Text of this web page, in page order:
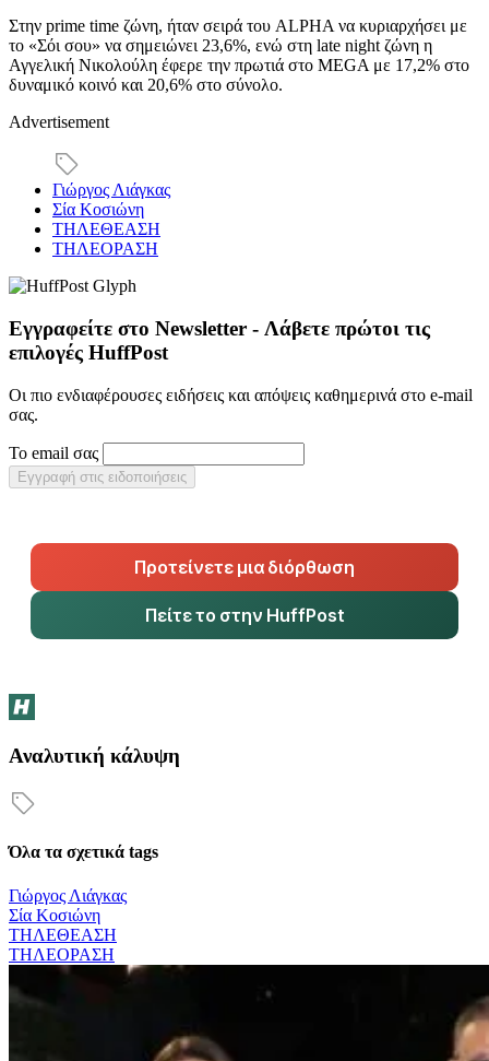
Στην prime time ζώνη, ήταν σειρά του ALPHA να κυριαρχήσει με
το «Σόι σου» να σημειώνει 23,6%, ενώ στη late night ζώνη η
Αγγελική Νικολούλη έφερε την πρωτιά στο MEGA με 17,2% στο
δυναμικό κοινό και 20,6% στο σύνολο.
Advertisement
Γιώργος Λιάγκας
Σία Κοσιώνη
ΤΗΛΕΘΕΑΣΗ
ΤΗΛΕΟΡΑΣΗ
Εγγραφείτε στο Newsletter - Λάβετε πρώτοι τις
επιλογές HuffPost
Οι πιο ενδιαφέρουσες ειδήσεις και απόψεις καθημερινά στο e-mail
σας.
Το email σας
Εγγραφή στις ειδοποιήσεις
Προτείνετε μια διόρθωση
Πείτε το στην HuffPost
Αναλυτική κάλυψη
Όλα τα σχετικά tags
Γιώργος Λιάγκας
Σία Κοσιώνη
ΤΗΛΕΘΕΑΣΗ
ΤΗΛΕΟΡΑΣΗ